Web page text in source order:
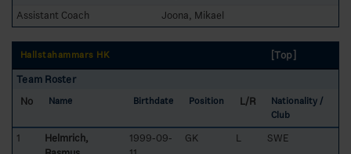
Assistant Coach
Joona, Mikael
Hallstahammars HK
[Top]
Team Roster
No
Name Birthdate Position L/R
Nationality /
Club
1
Helmrich,
1999-09-
GK L SWE